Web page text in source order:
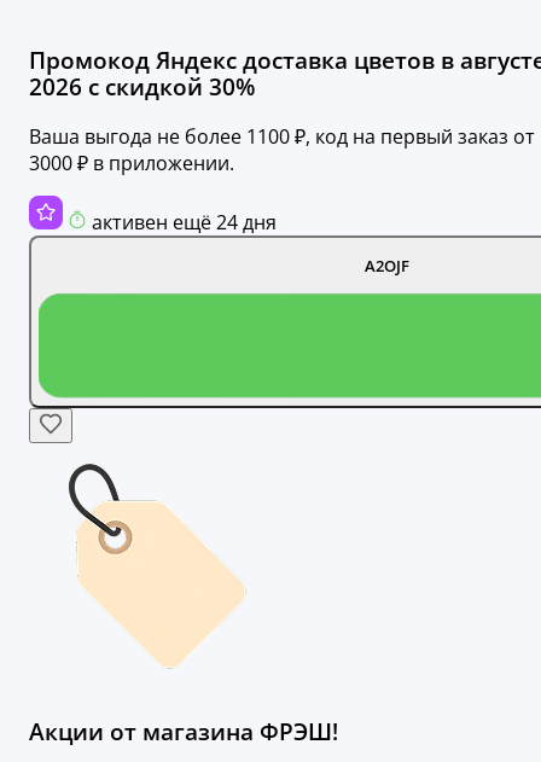
Промокод Яндекс доставка цветов в
2026 с скидкой 30%
Ваша выгода не более 1100 ₽, код на первый заказ от
3000 ₽ в приложении.
активен ещё 24 дня
A2OJF
Акции от магазина ФРЭШ!